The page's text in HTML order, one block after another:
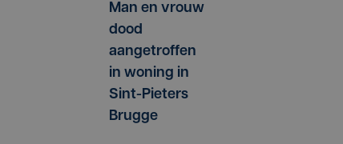
Man en vrouw
dood
aangetroffen
in woning in
Sint-Pieters
Brugge